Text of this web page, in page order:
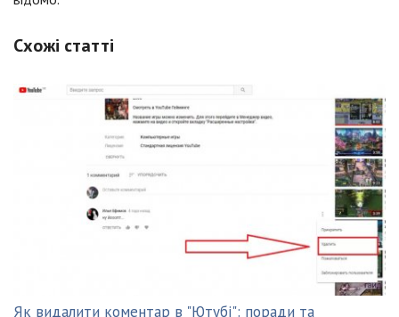
Схожі статті
Як видалити коментар в "Ютубі": поради та